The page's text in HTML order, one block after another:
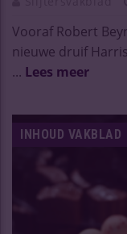
Vooraf Robert
nieuwe druif
... Lees meer
INHOUD VAKBLAD